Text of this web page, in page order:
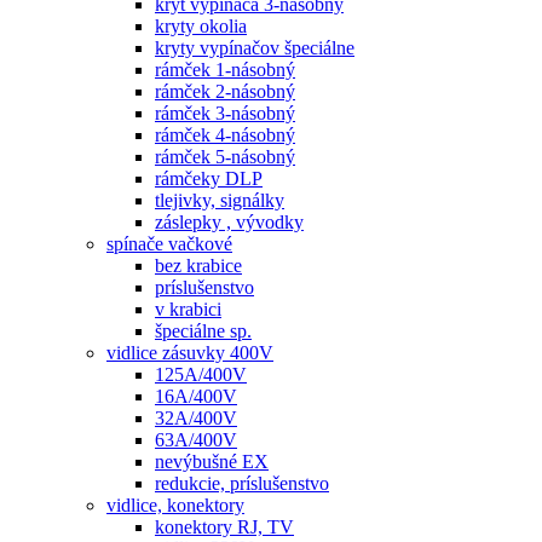
kryt vypínača 3-násobný
kryty okolia
kryty vypínačov špeciálne
rámček 1-násobný
rámček 2-násobný
rámček 3-násobný
rámček 4-násobný
rámček 5-násobný
rámčeky DLP
tlejivky, signálky
záslepky , vývodky
spínače vačkové
bez krabice
príslušenstvo
v krabici
špeciálne sp.
vidlice zásuvky 400V
125A/400V
16A/400V
32A/400V
63A/400V
nevýbušné EX
redukcie, príslušenstvo
vidlice, konektory
konektory RJ, TV